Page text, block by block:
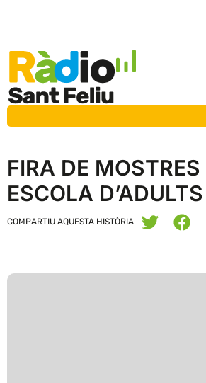
FIRA DE MOSTRES
ESCOLA D’ADULTS
COMPARTIU AQUESTA HISTÒRIA